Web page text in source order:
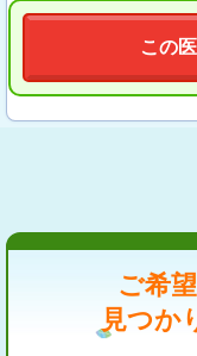
この
ご希
見つか